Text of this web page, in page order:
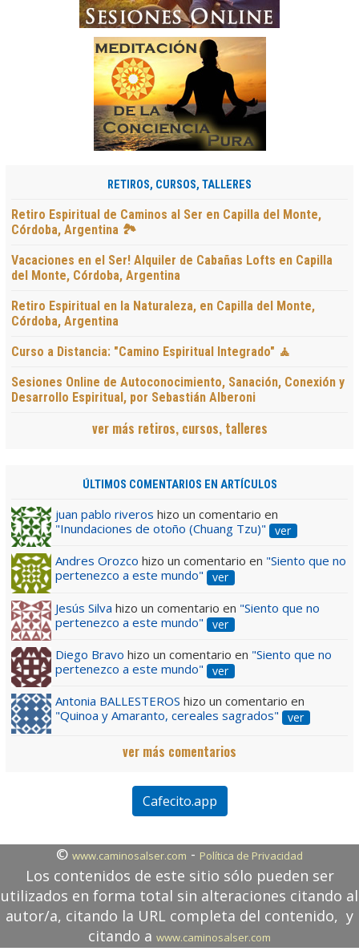
RETIROS, CURSOS, TALLERES
Retiro Espiritual de Caminos al Ser en Capilla del Monte,
Córdoba, Argentina 🏞️
Vacaciones en el Ser! Alquiler de Cabañas Lofts en Capilla
del Monte, Córdoba, Argentina
Retiro Espiritual en la Naturaleza, en Capilla del Monte,
Córdoba, Argentina
Curso a Distancia: "Camino Espiritual Integrado" 🧘
Sesiones Online de Autoconocimiento, Sanación, Conexión y
Desarrollo Espiritual, por Sebastián Alberoni
ver más retiros, cursos, talleres
ÚLTIMOS COMENTARIOS EN ARTÍCULOS
juan pablo riveros hizo un comentario en
"Inundaciones de otoño (Chuang Tzu)"
ver
Andres Orozco hizo un comentario en "Siento que no
pertenezco a este mundo"
ver
Jesús Silva hizo un comentario en "Siento que no
pertenezco a este mundo"
ver
Diego Bravo hizo un comentario en "Siento que no
pertenezco a este mundo"
ver
Antonia BALLESTEROS hizo un comentario en
"Quinoa y Amaranto, cereales sagrados"
ver
ver más comentarios
Cafecito.app
© www.caminosalser.com - Política de Privacidad
Los contenidos de este sitio sólo pueden ser
utilizados en forma total sin alteraciones citando al
autor/a, citando la URL completa del contenido, y
citando a www.caminosalser.com